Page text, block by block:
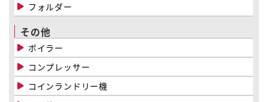
フォルダー
その他
ボイラー
コンプレッサー
コインランドリー機